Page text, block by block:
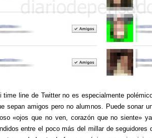
time line de Twitter no es especialmente
sepan amigos pero no alumnos. Puede sonar
«ojos que no ven, corazón que no siente»
entre el poco más del millar de